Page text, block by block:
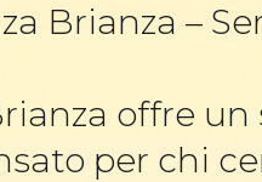
Brianza –
offre
per chi